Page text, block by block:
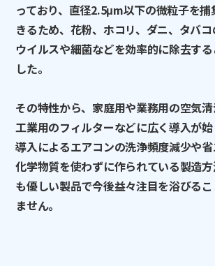
っており、 直径2.5μm以下の微粒子を捕
きるため、花粉、ホコリ、ダニ、タバ
ウイルスや細菌などを効率的に除去す
した。
その特性から、家庭用や業務用の空気清
工業用のフィルターなどに広く導入が始
導入によるエアコンの洗浄頻度減少や
化学物質を使わずに作られている製造
も優しい製品で今後益々注目を浴びる
ません。